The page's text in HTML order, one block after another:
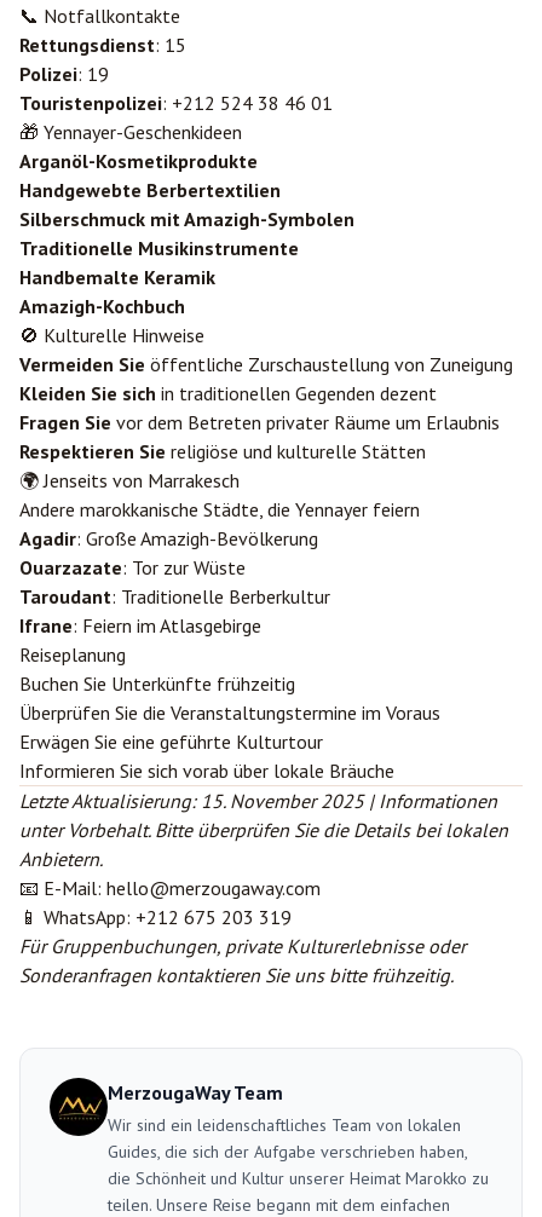
📞 Notfallkontakte
Rettungsdienst: 15
Polizei: 19
Touristenpolizei: +212 524 38 46 01
🎁 Yennayer-Geschenkideen
Arganöl-Kosmetikprodukte
Handgewebte Berbertextilien
Silberschmuck mit Amazigh-Symbolen
Traditionelle Musikinstrumente
Handbemalte Keramik
Amazigh-Kochbuch
🚫 Kulturelle Hinweise
Vermeiden Sie öffentliche Zurschaustellung von Zuneigung
Kleiden Sie sich in traditionellen Gegenden dezent
Fragen Sie vor dem Betreten privater Räume um Erlaubnis
Respektieren Sie religiöse und kulturelle Stätten
🌍 Jenseits von Marrakesch
Andere marokkanische Städte, die Yennayer feiern
Agadir: Große Amazigh-Bevölkerung
Ouarzazate: Tor zur Wüste
Taroudant: Traditionelle Berberkultur
Ifrane: Feiern im Atlasgebirge
Reiseplanung
Buchen Sie Unterkünfte frühzeitig
Überprüfen Sie die Veranstaltungstermine im Voraus
Erwägen Sie eine geführte Kulturtour
Informieren Sie sich vorab über lokale Bräuche
Letzte Aktualisierung: 15. November 2025 | Informationen
unter Vorbehalt. Bitte überprüfen Sie die Details bei lokalen
Anbietern.
📧 E-Mail: hello@merzougaway.com
📱 WhatsApp: +212 675 203 319
Für Gruppenbuchungen, private Kulturerlebnisse oder
Sonderanfragen kontaktieren Sie uns bitte frühzeitig.
MerzougaWay Team
Wir sind ein leidenschaftliches Team von lokalen
Guides, die sich der Aufgabe verschrieben haben,
die Schönheit und Kultur unserer Heimat Marokko zu
teilen. Unsere Reise begann mit dem einfachen